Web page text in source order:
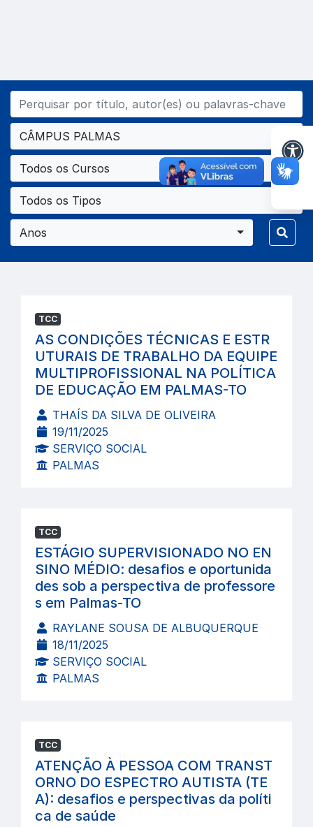
CÂMPUS PALMAS
Todos os Cursos
Todos os Tipos
Anos
TCC
AS CONDIÇÕES TÉCNICAS E ESTR
UTURAIS DE TRABALHO DA EQUIPE
MULTIPROFISSIONAL NA POLÍTICA
DE EDUCAÇÃO EM PALMAS-TO
THAÍS DA SILVA DE OLIVEIRA
19/11/2025
SERVIÇO SOCIAL
PALMAS
TCC
ESTÁGIO SUPERVISIONADO NO EN
SINO MÉDIO: desafios e oportunida
des sob a perspectiva de professore
s em Palmas-TO
RAYLANE SOUSA DE ALBUQUERQUE
18/11/2025
SERVIÇO SOCIAL
PALMAS
TCC
ATENÇÃO À PESSOA COM TRANST
ORNO DO ESPECTRO AUTISTA (TE
A): desafios e perspectivas da políti
ca de saúde